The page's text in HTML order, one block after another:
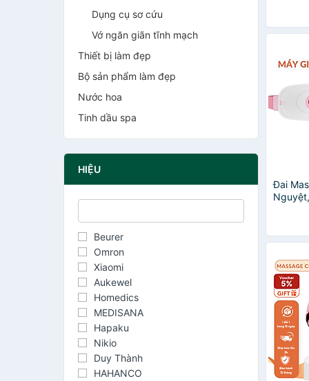
Dụng cụ sơ cứu
Vớ ngăn giãn tĩnh mạch
Thiết bị làm đẹp
Bộ sản phẩm làm đẹp
Nước hoa
Tinh dầu spa
HIỆU
Beurer
Omron
Xiaomi
Aukewel
Homedics
MEDISANA
Hapaku
Nikio
Duy Thành
HAHANCO
Làm
Mỏi và
Hàng
Đai